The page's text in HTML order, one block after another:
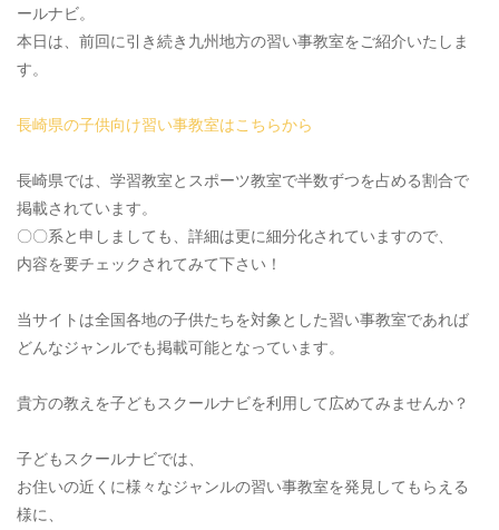
ールナビ。
本日は、前回に引き続き九州地方の習い事教室をご紹介いたしま
す。
長崎県の子供向け習い事教室はこちらから
長崎県では、学習教室とスポーツ教室で半数ずつを占める割合で
掲載されています。
〇〇系と申しましても、詳細は更に細分化されていますので、
内容を要チェックされてみて下さい！
当サイトは全国各地の子供たちを対象とした習い事教室であれば
どんなジャンルでも掲載可能となっています。
貴方の教えを子どもスクールナビを利用して広めてみませんか？
子どもスクールナビでは、
お住いの近くに様々なジャンルの習い事教室を発見してもらえる
様に、